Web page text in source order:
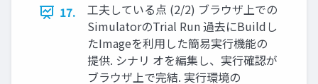
17.
工夫している点 (2/2) ブラウザ上での
SimulatorのTrial Run 過去にBuildし
たImageを利用した簡易実行機能の
提供. シナリ オを編集し、実行確認が
ブラウザ上で完結. 実行環境の